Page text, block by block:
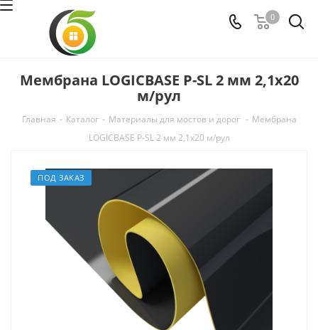
0
Мембрана LOGICBASE P-SL 2 мм 2,1х20
м/рул
Главная - Каталог - Материалы для мостов и дорог - Мембрана
LOGICBASE P-SL 2 мм 2,1х20 м/рул
ПОД ЗАКАЗ